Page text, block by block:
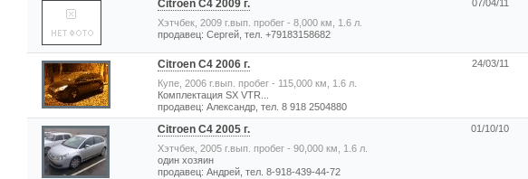
Citroen C4 2009 г.
Хэтчбек, 2009 г.вып. пробег - 8,000 км, 1.6 л.
продавец: Сергей, тел. +79183158682
07/04/11
Citroen C4 2006 г.
Купе, 2006 г.вып. пробег - 115,000 км, 1.6 л.
Комплектация SX VTR...
продавец: Александр, тел. 8 918 2504880
24/03/11
Citroen C4 2005 г.
Хэтчбек, 2005 г.вып. пробег - 90,000 км, 1.6 л.
один хозяин
продавец: Андрей, тел. 8-918-439-44-72
01/10/10